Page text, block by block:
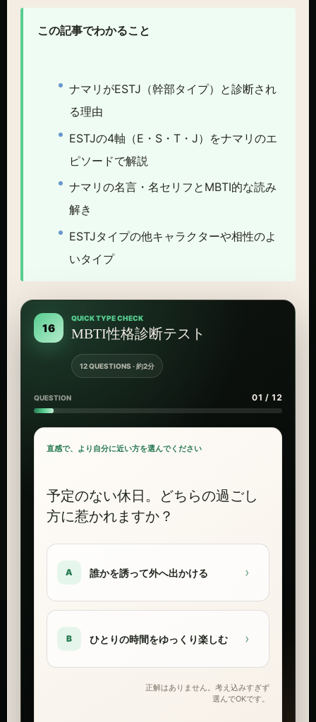
この記事でわかること
ナマリがESTJ（幹部タイプ）と診断され
る理由
ESTJの4軸（E・S・T・J）をナマリのエ
ピソードで解説
ナマリの名言・名セリフとMBTI的な読み
解き
ESTJタイプの他キャラクターや相性のよ
いタイプ
16
QUICK TYPE CHECK
MBTI性格診断テスト
12 QUESTIONS · 約2分
QUESTION 01 / 12
直感で、より自分に近い方を選んでください
予定のない休日。どちらの過ごし
方に惹かれますか？
A 誰かを誘って外へ出かける ›
B ひとりの時間をゆっくり楽しむ ›
正解はありません。考え込みすぎず
選んでOKです。